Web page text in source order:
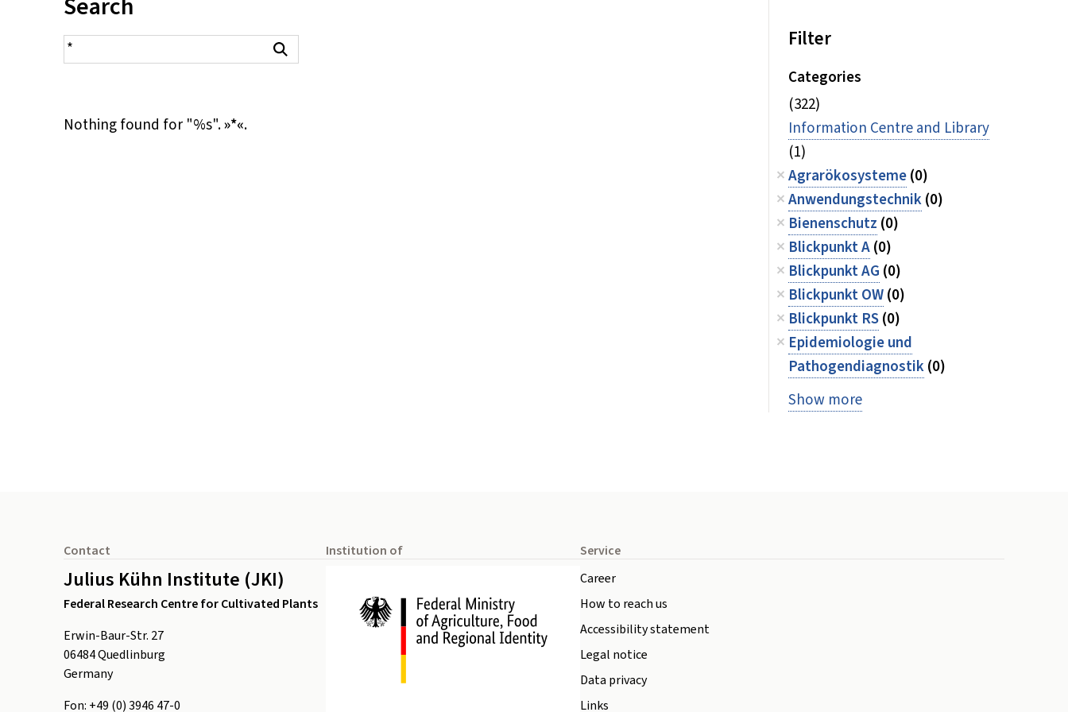
search result
Nothing found for "%s".»*«.
Filter
Categories
(322)
Information Centre and Library
(1)
Agrarökosysteme(0)
Anwendungstechnik(0)
Bienenschutz (0)
Blickpunkt A(0)
Blickpunkt AG (0)
Blickpunkt OW(0)
Blickpunkt RS(0)
Epidemiologie und
Pathogendiagnostik(0)
Show more
Contact
Julius Kühn Institute (JKI)
Federal Research Centre for Cultivated Plants
Erwin-Baur-Str. 27
06484Quedlinburg
Germany
Fon: +49 (0) 3946 47-0
Institution of
Service
Career
How to reach us
Accessibility statement
Legal notice
Data privacy
Links